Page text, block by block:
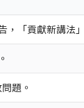
，「貢獻新講法
題。